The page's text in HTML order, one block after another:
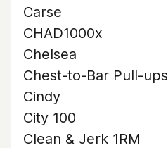
Carse
CHAD1000x
Chelsea
Chest-to-Bar Pull-ups
Cindy
City 100
Clean & Jerk 1RM